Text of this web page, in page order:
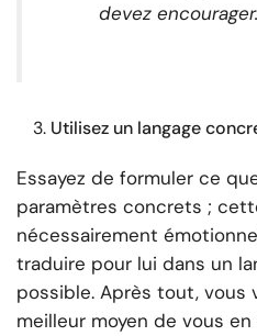
devez encourager.
Utilisez un langage
Essayez de formuler ce
paramètres concrets ;
nécessairement
traduire pour lui dans un
possible. Après tout,
meilleur moyen de vous